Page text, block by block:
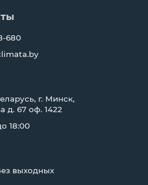
680
г. Минск,
д. 67 оф. 1422
18:00
выходных